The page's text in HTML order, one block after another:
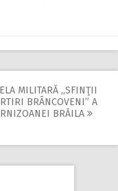
MILITARĂ ,,SFINŢII
BRÂNCOVENI” A
BRĂILA